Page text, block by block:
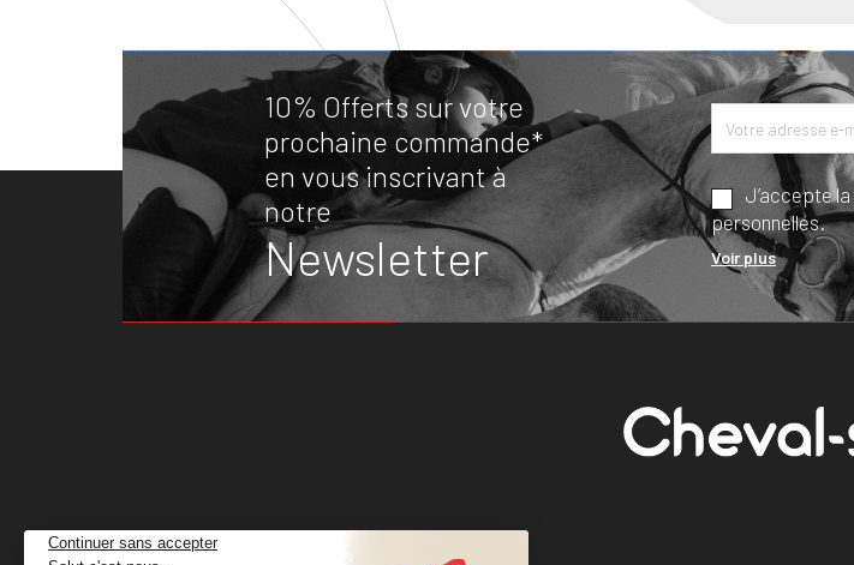
10% Offerts sur votre
prochaine commande*
en vous inscrivant à
notre
Newsletter
J’accepte la
personnelles.
Voir plus